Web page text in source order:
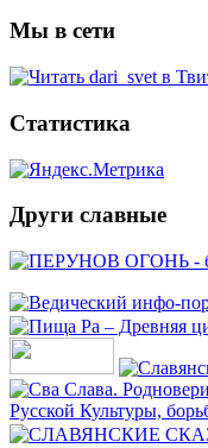
Мы в сети
Статистика
Други славные